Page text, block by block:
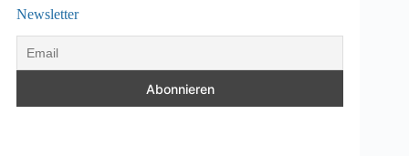
Newsletter